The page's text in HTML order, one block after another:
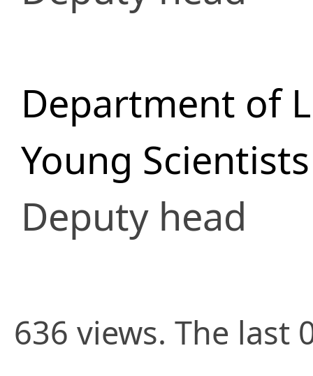
Department of
Young
Deputy head
636 views. The last